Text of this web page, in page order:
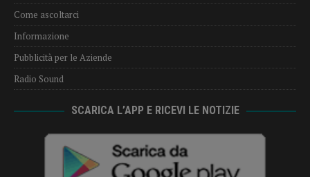
Come ascoltarci
Informazione
Pubblicità per le Aziende
Radio Sound
SCARICA L’APP E RICEVI LE NOTIZIE